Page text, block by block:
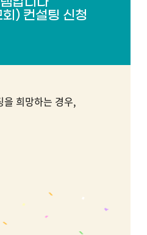
) 컨설팅 신청
희망하는 경우,